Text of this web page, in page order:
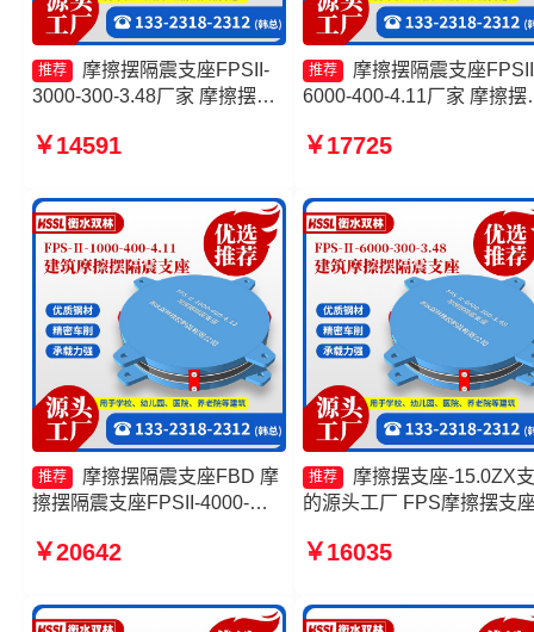
推荐
摩擦摆隔震支座FPSII-
3000-300-3.48厂家 摩擦摆隔
源头工厂 摩擦摆隔震支座
家 摩擦摆隔震支座FPSII-
8000-300-3.48生产厂家
￥14591
推荐
摩擦摆隔震支座
6000-400-4.11厂家 摩擦摆
支座FPSII-6000-300-3.48
￥17725
推荐
摩擦摆隔震支座FBD 摩
擦摆隔震支座FPSII-4000-
隔振支座生产厂家 摩擦摆隔震
头工厂
￥20642
推荐
摩擦摆支座-15.0ZX
的源头工厂 FPS摩擦摆支
家 摩擦复摆隔震支座厂家
￥16035